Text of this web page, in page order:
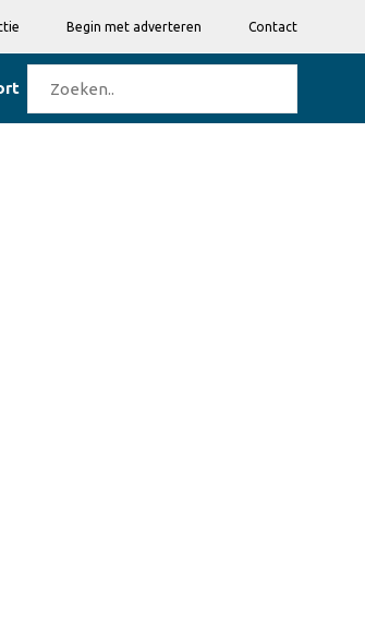
Begin met adverteren Contact